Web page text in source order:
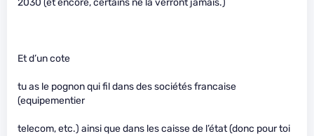
2030 (et encore, certains ne la verront jamais.)
Et d’un cote
tu as le pognon qui fil dans des sociétés francaise
(equipementier
telecom, etc.) ainsi que dans les caisse de l’état (donc pour toi